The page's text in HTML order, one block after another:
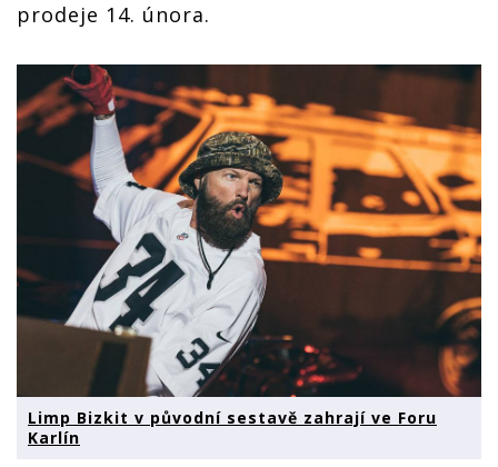
prodeje 14. února.
Limp Bizkit v původní sestavě zahrají ve Foru
Karlín